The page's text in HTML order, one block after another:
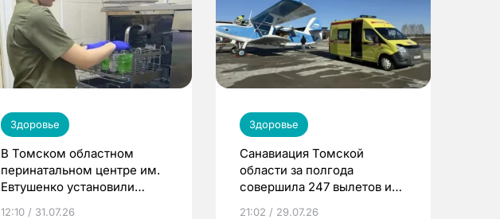
Здоровье
В Томском областном
перинатальном центре им.
Евтушенко установили
12:10 / 31.07.26
Здоровье
Санавиация Томской
области за полгода
совершила 247 вылетов и
21:02 / 29.07.26